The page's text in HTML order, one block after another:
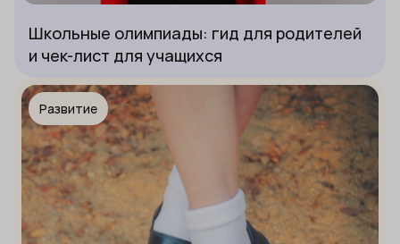
Школьные олимпиады: гид для родителей
и чек-лист для учащихся
Развитие